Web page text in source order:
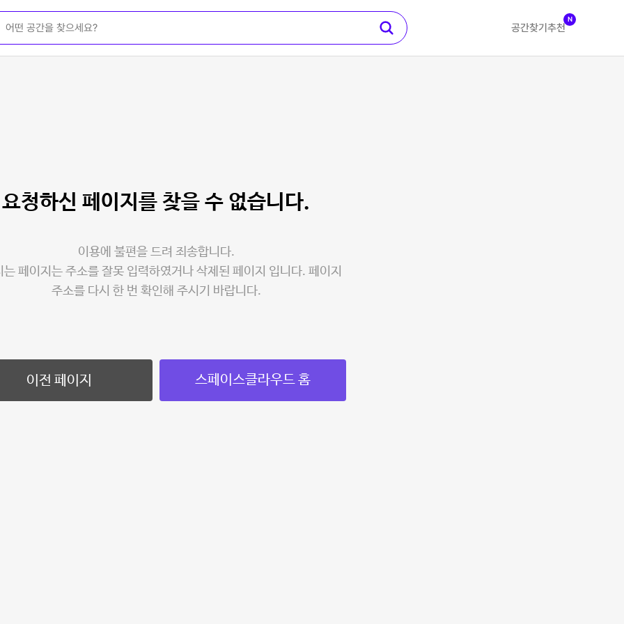
공간찾기 추천
N
요청하신 페이지를 찾을 수 없습니다.
이용에 불편을 드려 죄송합니다.
는 페이지는 주소를 잘못 입력하였거나 삭제된 페이지 입니다. 페이지
주소를 다시 한 번 확인해 주시기 바랍니다.
이전 페이지 스페이스클라우드 홈